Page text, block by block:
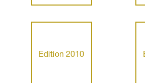
Edition 2010